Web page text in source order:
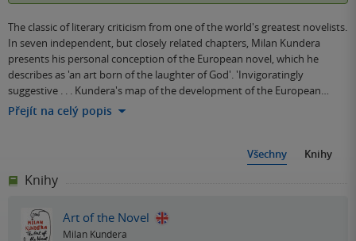
The classic of literary criticism from one of the world's greatest novelists.
In seven independent, but closely related chapters, Milan Kundera
presents his personal conception of the European novel, which he
describes as 'an art born of the laughter of God'. 'Invigoratingly
suggestive . . . Kundera's map of the development of the European…
Přejít na celý popis
Všechny Knihy
Knihy
Art of the Novel
Milan Kundera